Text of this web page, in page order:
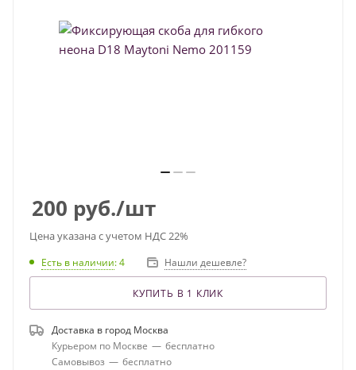
200 руб./шт
Цена указана с учетом НДС 22%
Есть в наличии: 4 Нашли дешевле?
КУПИТЬ В 1 КЛИК
Доставка в город Москва
Курьером по Москве — бесплатно
Самовывоз — бесплатно